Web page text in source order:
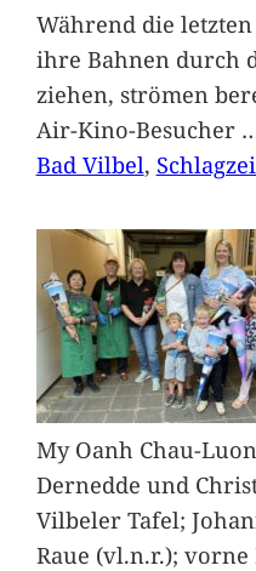
Während die
ihre Bahnen durch
ziehen, strömen
Air-Kino-Besucher
Bad Vilbel,
My Oanh Chau-
Dernedde und
Vilbeler Tafel;
Raue (vl.n.r.);